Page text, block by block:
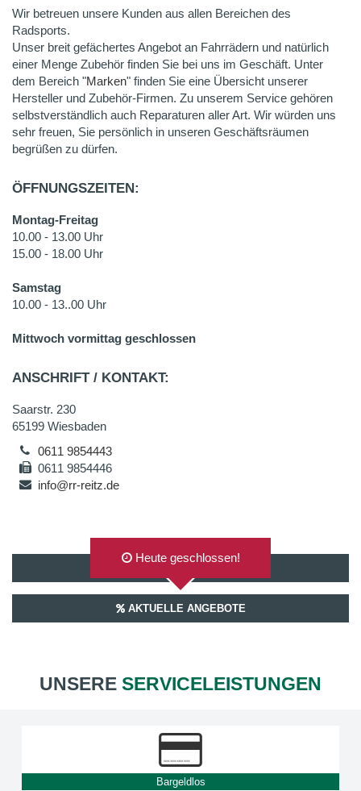
Wir betreuen unsere Kunden aus allen Bereichen des
Radsports.
Unser breit gefächertes Angebot an Fahrrädern und natürlich
einer Menge Zubehör finden Sie bei uns im Geschäft. Unter
dem Bereich "Marken" finden Sie eine Übersicht unserer
Hersteller und Zubehör-Firmen. Zu unserem Service gehören
selbstverständlich auch Reparaturen aller Art. Wir würden uns
sehr freuen, Sie persönlich in unseren Geschäftsräumen
begrüßen zu dürfen.
ÖFFNUNGSZEITEN:
Montag-Freitag
10.00 - 13.00 Uhr
15.00 - 18.00 Uhr
Samstag
10.00 - 13..00 Uhr
Mittwoch vormittag geschlossen
ANSCHRIFT / KONTAKT:
Saarstr. 230
65199 Wiesbaden
0611 9854443
0611 9854446
info@rr-reitz.de
AUF GOOGLEMAPS ANZEIGEN
Heute geschlossen!
AKTUELLE ANGEBOTE
UNSERE SERVICELEISTUNGEN
Bargeldlos